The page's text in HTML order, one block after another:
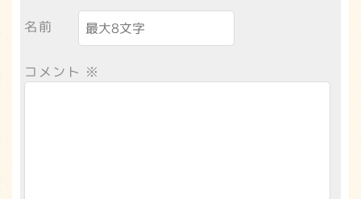
名前
コメント ※